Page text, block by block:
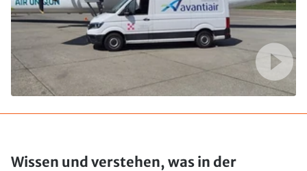
Wissen und verstehen, was in der